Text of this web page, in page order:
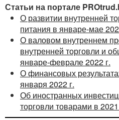
Статьи на портале
О развитии внутренней
питания в январе-мае
О валовом внутреннем
внутренней торговли и
январе-феврале 2022 г.
О финансовых
января 2022 г.
Об иностранных
торговли товарами в